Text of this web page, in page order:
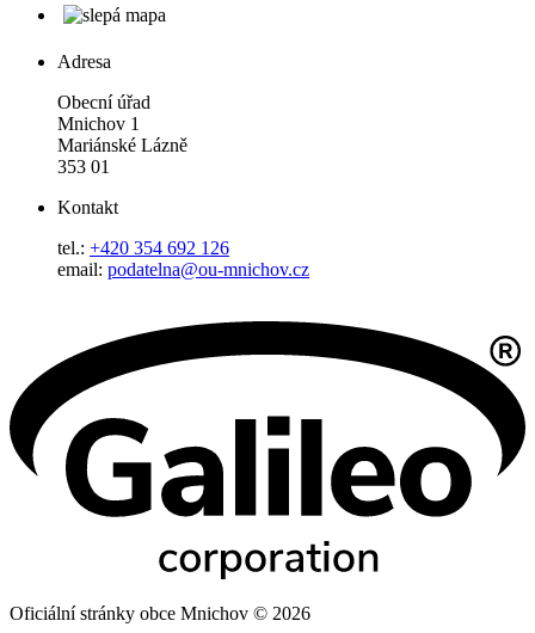
Adresa
Obecní úřad
Mnichov 1
Mariánské Lázně
353 01
Kontakt
tel.: +420 354 692 126
email: podatelna@ou-mnichov.cz
Oficiální stránky obce Mnichov © 2026